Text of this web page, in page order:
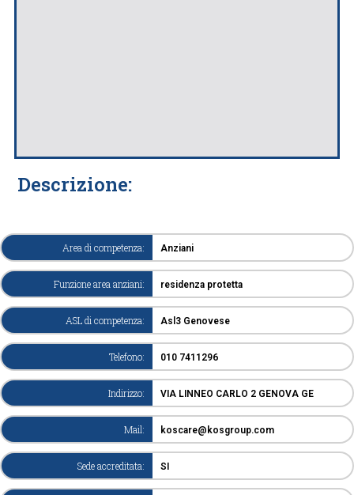
Descrizione:
Area di competenza: Anziani
Funzione area anziani: residenza protetta
ASL di competenza: Asl3 Genovese
Telefono: 010 7411296
Indirizzo: VIA LINNEO CARLO 2 GENOVA GE
Mail: koscare@kosgroup.com
Sede accreditata: SI